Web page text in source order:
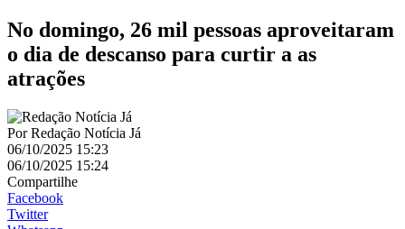
No domingo, 26 mil pessoas aproveitaram
o dia de descanso para curtir a as
atrações
PorRedação Notícia Já
06/10/2025 15:23
06/10/2025 15:24
Compartilhe
Facebook
Twitter